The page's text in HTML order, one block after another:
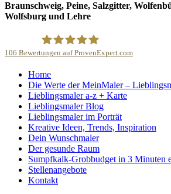
Braunschweig, Peine, Salzgitter,
Wolfsburg und Lehre
Malerbetrieb Martin Dillge
106 Bewertungen auf ProvenExpert.com
Home
Die Werte der MeinMaler –
Lieblingsmaler a-z + Karte
Lieblingsmaler Blog
Lieblingsmaler im Porträt
Kreative Ideen, Trends, Inspiration
Dein Wunschmaler
Der gesunde Raum
Sumpfkalk-Grobbudget in 3 Minuten
Stellenangebote
Kontakt